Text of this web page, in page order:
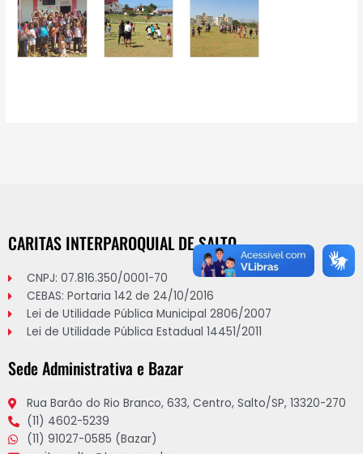
CARITAS INTERPAROQUIAL DE SALTO
CNPJ: 07.816.350/0001-70
CEBAS: Portaria 142 de 24/10/2016
Lei de Utilidade Pública Municipal 2806/2007
Lei de Utilidade Pública Estadual 14451/2011
Sede Administrativa e Bazar
Rua Barão do Rio Branco, 633, Centro, Salto/SP, 13320-270
(11) 4602-5239
(11) 91027-0585 (Bazar)